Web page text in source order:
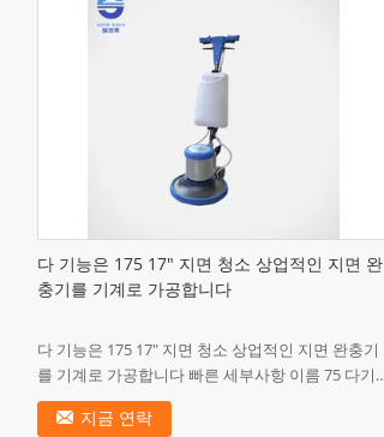
다 기능은 175 17" 지면 청소 상업적인 지면 완
충기를 기계로 가공합니다
다 기능은 175 17" 지면 청소 상업적인 지면 완충기
를 기계로 가공합니다 빠른 세부사항 이름 75 다기
능 지면 기계 붐빔 회전 속도 175rpm/min 전압/주
파수 220VAC...
지금 연락